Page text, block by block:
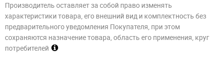
Производитель оставляет за собой право изменять
характеристики товара, его внешний вид и комплектность без
предварительного уведомления Покупателя, при этом
сохраняются назначение товара, область его применения, круг
потребителей